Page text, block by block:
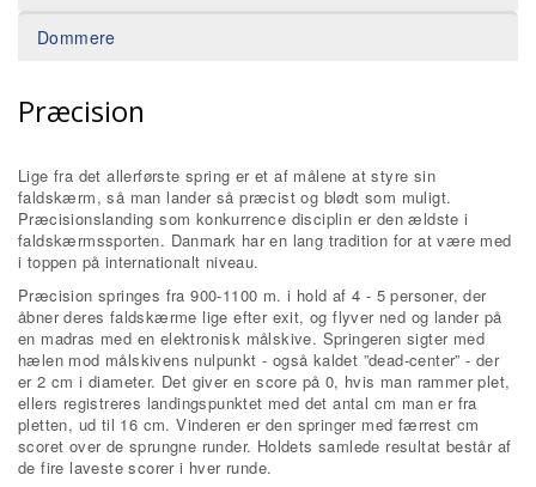
Dommere
Præcision
Lige fra det allerførste spring er et af målene at styre sin
faldskærm, så man lander så præcist og blødt som muligt.
Præcisionslanding som konkurrence disciplin er den ældste i
faldskærmssporten. Danmark har en lang tradition for at være med
i toppen på internationalt niveau.
Præcision springes fra 900-1100 m. i hold af 4 - 5 personer, der
åbner deres faldskærme lige efter exit, og flyver ned og lander på
en madras med en elektronisk målskive. Springeren sigter med
hælen mod målskivens nulpunkt - også kaldet ”dead-center” - der
er 2 cm i diameter. Det giver en score på 0, hvis man rammer plet,
ellers registreres landingspunktet med det antal cm man er fra
pletten, ud til 16 cm. Vinderen er den springer med færrest cm
scoret over de sprungne runder. Holdets samlede resultat består af
de fire laveste scorer i hver runde.